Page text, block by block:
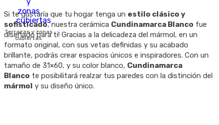
Terrazas y zonas
cubiertas
Si te gustaría que tu hogar tenga un estilo clásico y
sofisticado, nuestra cerámica Cundinamarca Blanco fue
diseñado para ti! Gracias a la delicadeza del mármol, en un
formato original, con sus vetas definidas y su acabado
brillante, podrás crear espacios únicos e inspiradores. Con un
tamaño de 31×60, y su color blanco, Cundinamarca
Blanco te posibilitará realzar tus paredes con la distinción del
mármol y su diseño único.